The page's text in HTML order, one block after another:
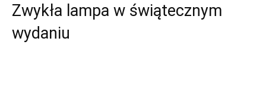
Zwykła lampa w świątecznym
wydaniu